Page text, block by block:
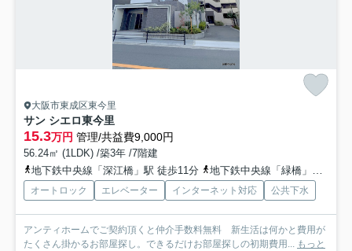
大阪市東成区東今里
サン シエロ東今里
15.3万円 管理/共益費9,000円
56.24㎡ (1LDK) /築3年 /7階建
地下鉄中央線「深江橋」駅 徒歩11分
地下鉄中央線「緑橋」駅 徒歩13分
オートロック エレベーター インターネット対応 公共下水
アンティホームでご契約頂くと仲介手数料無料 新生活は何かと費用が
たくさん掛かるお部屋探し。できるだけお部屋探しの初期費用...
もっと